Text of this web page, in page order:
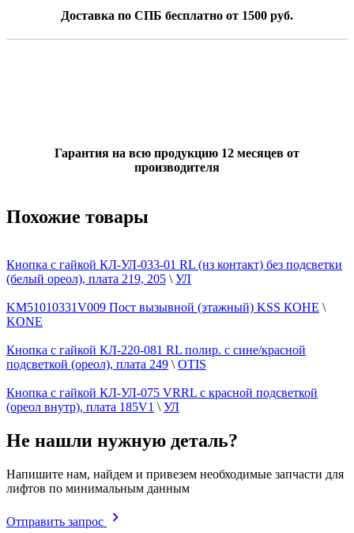
Доставка по СПБ бесплатно от 1500 руб.
Гарантия на всю продукцию 12 месяцев от
производителя
Похожие товары
Кнопка с гайкой КЛ-УЛ-033-01 RL (нз контакт) без подсветки
(белый ореол), плата 219, 205 \ УЛ
KM51010331V009 Пост вызывной (этажный) KSS КОНЕ \
KONE
Кнопка с гайкой КЛ-220-081 RL полир. с сине/красной
подсветкой (ореол), плата 249 \ OTIS
Кнопка с гайкой КЛ-УЛ-075 VRRL с красной подсветкой
(ореол внутр), плата 185V1 \ УЛ
Не нашли нужную деталь?
Напишите нам, найдем и привезем необходимые запчасти для
лифтов по минимальным данным
Отправить запрос